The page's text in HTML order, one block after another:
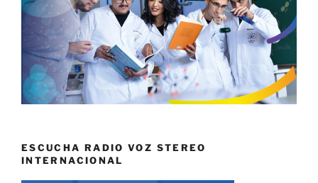
ESCUCHA RADIO VOZ STEREO
INTERNACIONAL